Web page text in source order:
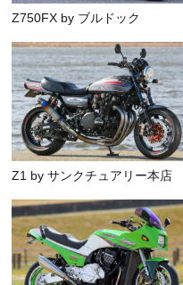
Z750FX by ブルドック
Z1 by サンクチュアリー本店